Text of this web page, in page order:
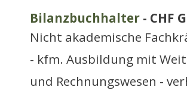
Bilanzbuchhalter - CHF
Nicht akademische
- kfm. Ausbildung mit
und Rechnungswesen -